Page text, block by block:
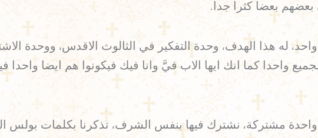
بعضهم بعضا كثرا جدا.
له هذا الهدف، وحدة التفكير في الثالوث الاقدس، ووحدة
واحدا كما انك ايها الاب فيَّ وانا فيك فيكونوا هم ايضا واحدا
واحدة مشتركة، نشترك فيها بنفس الشرف، تذكرنا بكلمات